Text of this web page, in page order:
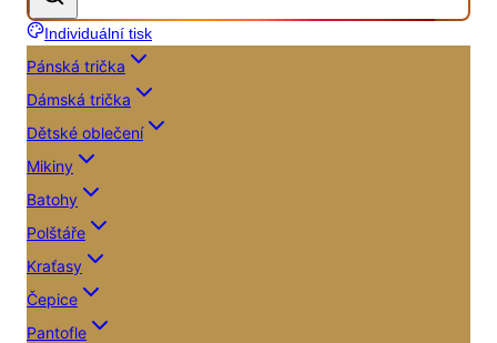
Individuální tisk
Pánská trička
Dámská trička
Dětské oblečení
Mikiny
Batohy
Polštáře
Kraťasy
Čepice
Pantofle